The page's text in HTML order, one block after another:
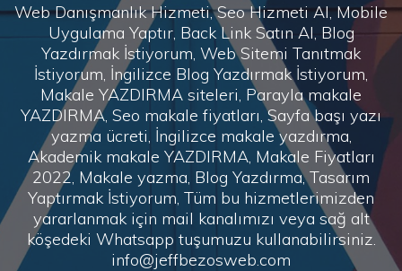
Web Danışmanlık Hizmeti, Seo Hizmeti Al, Mobile
Uygulama Yaptır, Back Link Satın Al, Blog
Yazdırmak İstiyorum, Web Sitemi Tanıtmak
İstiyorum, İngilizce Blog Yazdırmak İstiyorum,
Makale YAZDIRMA siteleri, Parayla makale
YAZDIRMA, Seo makale fiyatları, Sayfa başı yazı
yazma ücreti, İngilizce makale yazdırma,
Akademik makale YAZDIRMA, Makale Fiyatları
2022, Makale yazma, Blog Yazdırma, Tasarım
Yaptırmak İstiyorum, Tüm bu hizmetlerimizden
yararlanmak için mail kanalımızı veya sağ alt
köşedeki Whatsapp tuşumuzu kullanabilirsiniz.
info@jeffbezosweb.com